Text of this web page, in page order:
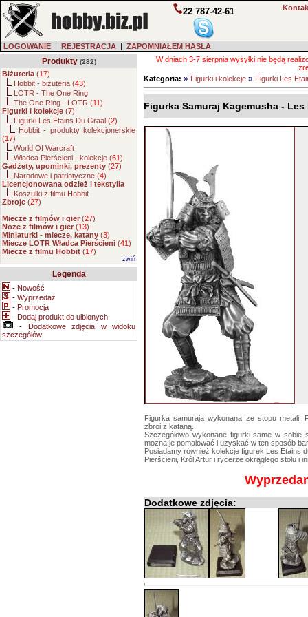
22 787-42-61
LOGOWANIE | REJESTRACJA | ZAPOMNIAŁEM HASŁA
Produkty (282)
Biżuteria (17)
Hobbit - biżuteria (43)
LOTR - The One Ring
The One Ring - LOTR (11)
Figurki i kolekcje (7)
Figurki Les Etains Du Graal (2)
Hobbit - produkty kolekcjonerskie
(17)
World Of Warcraft
Władca Pierścieni - kolekcje (61)
Gadżety, upominki, prezenty (27)
Narodowe i patriotyczne (4)
Licencjonowana odzież i tekstylia
Koszulki z filmu Hobbit
Zbroje (27)
Miecze z filmów i gier (27)
Noże z filmów i gier (13)
Miniaturki - miecze, katany (3)
Miecze LOTR Władca Pierścieni (41)
Miecze z filmu Hobbit (17)
zwiń
Legenda
- Nowość
- Wyprzedaż
- Promocja
- Dodaj produkt do ulbionych
- Dodatkowe zdjęcia w widoku
szczegółów
W dniach 3-7 sierpnia wysyłki nie będą
Kategoria: » Figurki i kolekcje » Figurki Les
Figurka Samuraj Kagemusha - Les
Figurka samuraja wykonana ze stopu metali.
zbroi z kataną.
Szczegółowo wykonane figurki same w sobie
mozna je pomalować i uzyskać w ten sposób
Posiadamy również kolekcje figurek Les Etains
Pierścieni, Król Artur i rycerze okrągłego stołu i
Dodatkowe zdjęcia: